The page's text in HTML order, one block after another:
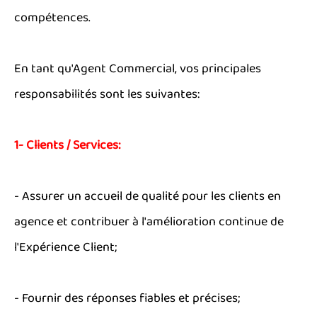
compétences.
En tant qu'Agent Commercial, vos principales
responsabilités sont les suivantes:
1- Clients / Services:
- Assurer un accueil de qualité pour les clients en
agence et contribuer à l'amélioration continue de
l'Expérience Client;
- Fournir des réponses fiables et précises;